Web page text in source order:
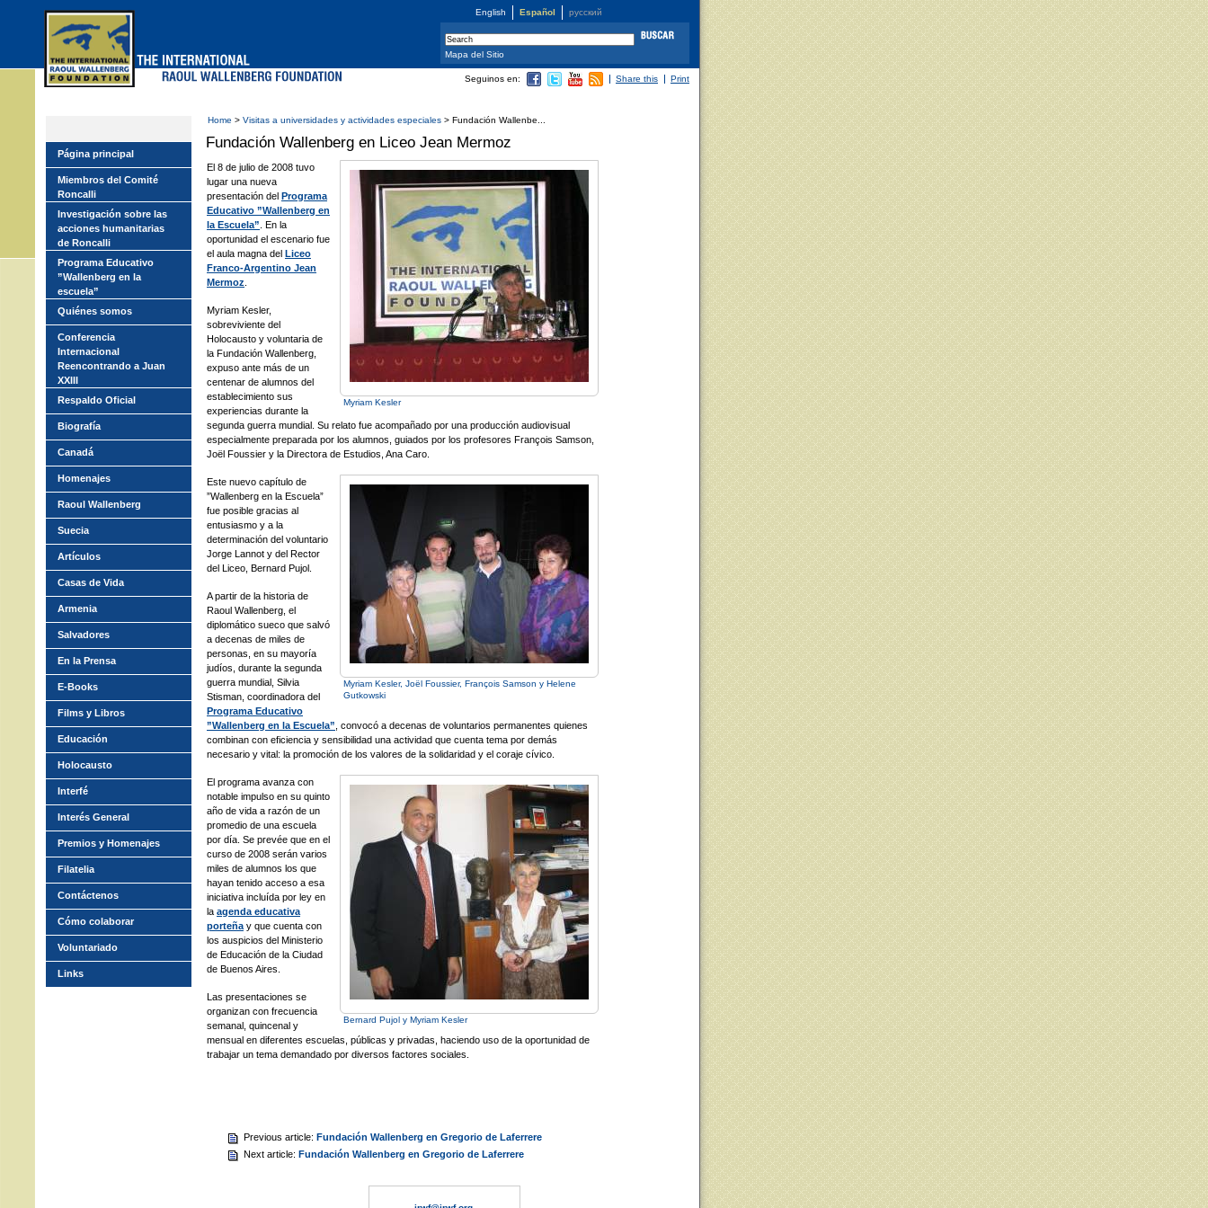
English Español русский
Home > Visitas a universidades y actividades especiales > Fundación Wallenbe...
Fundación Wallenberg en Liceo Jean Mermoz
Myriam Kesler
El 8 de julio de 2008 tuvo
lugar una nueva
presentación del Programa
Educativo ”Wallenberg en
la Escuela” . En la
oportunidad el escenario fue
el aula magna del Liceo
Franco-Argentino Jean
Mermoz
Myriam Kesler,
sobreviviente del
Holocausto y voluntaria de
la Fundación Wallenberg,
expuso ante más de un
centenar de alumnos del
establecimiento sus
experiencias durante la
segunda guerra mundial. Su relato fue acompañado por una producción audiovisual
especialmente preparada por los alumnos, guiados por los profesores François Samson,
Joël Foussier y la Directora de Estudios, Ana Caro.
Myriam Kesler, Joël Foussier, François Samson y Helene
Gutkowski
Este nuevo capítulo de
”Wallenberg en la Escuela”
fue posible gracias al
entusiasmo y a la
determinación del voluntario
Jorge Lannot y del Rector
del Liceo, Bernard Pujol.
A partir de la historia de
Raoul Wallenberg, el
diplomático sueco que salvó
a decenas de miles de
personas, en su mayoría
judíos, durante la segunda
guerra mundial, Silvia
Stisman, coordinadora del
Programa Educativo
”Wallenberg en la Escuela” , convocó a decenas de voluntarios permanentes quienes
combinan con eficiencia y sensibilidad una actividad que cuenta tema por demás
necesario y vital: la promoción de los valores de la solidaridad y el coraje cívico.
Bernard Pujol y Myriam Kesler
El programa avanza con
notable impulso en su quinto
año de vida a razón de un
promedio de una escuela
por día. Se prevée que en el
curso de 2008 serán varios
miles de alumnos los que
hayan tenido acceso a esa
iniciativa incluída por ley en
la agenda educativa
porteña y que cuenta con
los auspicios del Ministerio
de Educación de la Ciudad
de Buenos Aires.
Las presentaciones se
organizan con frecuencia
semanal, quincenal y
mensual en diferentes escuelas, públicas y privadas, haciendo uso de la oportunidad de
trabajar un tema demandado por diversos factores sociales.
Previous article: Fundación Wallenberg en Gregorio de Laferrere
Next article: Fundación Wallenberg en Gregorio de Laferrere
Seguinos en: Share this Print
Página principal
Miembros del Comité
Roncalli
Investigación sobre las
acciones humanitarias
de Roncalli
Programa Educativo
”Wallenberg en la
escuela”
Quiénes somos
Conferencia
Internacional
Reencontrando a Juan
XXIII
Respaldo Oficial
Biografía
Canadá
Homenajes
Raoul Wallenberg
Suecia
Artículos
Casas de Vida
Armenia
Salvadores
En la Prensa
E-Books
Films y Libros
Educación
Holocausto
Interfé
Interés General
Premios y Homenajes
Filatelia
Contáctenos
Cómo colaborar
Voluntariado
Links
Mapa del Sitio